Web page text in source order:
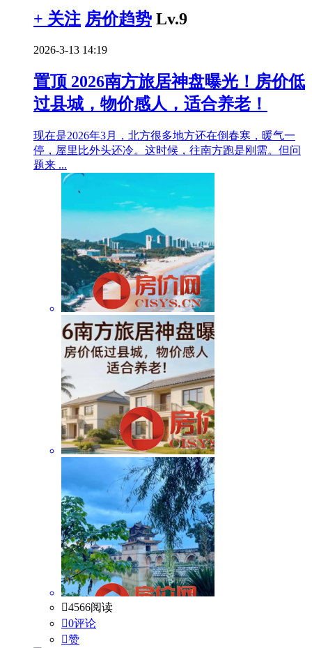
+ 关注 房价趋势 Lv.9
2026-3-13 14:19
置顶 2026南方旅居神盘曝光！房价低
过县城，物价感人，适合养老！
现在是2026年3月，北方很多地方还在倒春寒，暖气一
停，屋里比外头还冷。这时候，往南方跑是刚需。但问
题来 ...
4566阅读
0评论
赞